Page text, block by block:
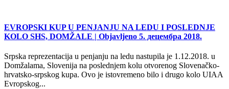
EVROPSKI KUP U PENJANJU NA LEDU I POSLEDNJE
KOLO SHS, DOMŽALE | Objavljeno 5. децембра 2018.
Srpska reprezentacija u penjanju na ledu nastupila je 1.12.2018. u
Domžalama, Slovenija na poslednjem kolu otvorenog Slovenačko-
hrvatsko-srpskog kupa. Ovo je istovremeno bilo i drugo kolo UIAA
Evropskog...